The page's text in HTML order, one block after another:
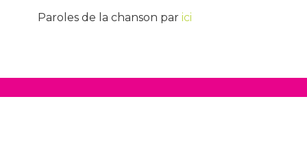
Paroles de la chanson par ici